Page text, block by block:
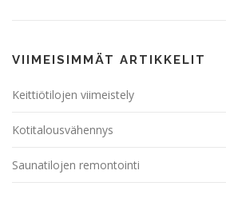
VIIMEISIMMÄT ARTIKKELIT
Keittiötilojen viimeistely
Kotitalousvähennys
Saunatilojen remontointi